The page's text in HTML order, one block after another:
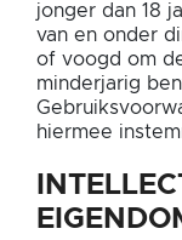
jonger dan 18
van en onder
of voogd om
minderjarig
hiermee